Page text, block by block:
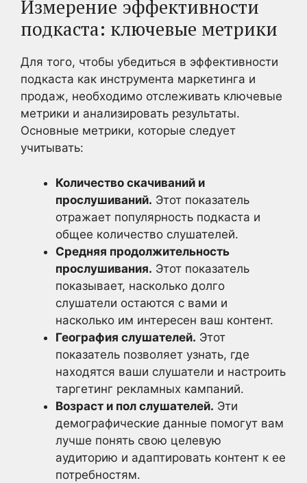
Измерение эффективности
подкаста: ключевые метрики
Для того, чтобы убедиться в эффективности
подкаста как инструмента маркетинга и
продаж, необходимо отслеживать ключевые
метрики и анализировать результаты.
Основные метрики, которые следует
учитывать:
Количество скачиваний и
прослушиваний. Этот показатель
отражает популярность подкаста и
общее количество слушателей.
Средняя продолжительность
прослушивания. Этот показатель
показывает, насколько долго
слушатели остаются с вами и
насколько им интересен ваш контент.
География слушателей. Этот
показатель позволяет узнать, где
находятся ваши слушатели и настроить
таргетинг рекламных кампаний.
Возраст и пол слушателей. Эти
демографические данные помогут вам
лучше понять свою целевую
аудиторию и адаптировать контент к ее
потребностям.